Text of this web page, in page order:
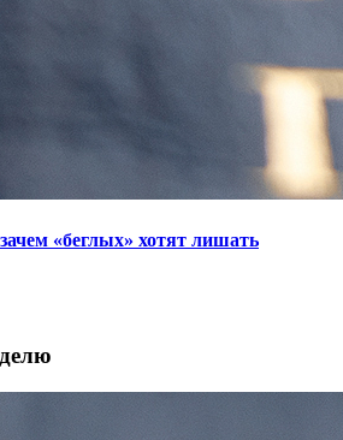
«беглых» хотят лишать